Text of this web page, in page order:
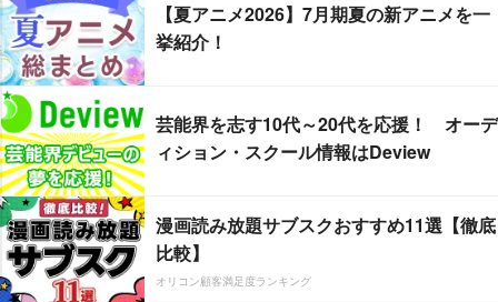
【夏アニメ2026】7月期夏の新アニメを一
挙紹介！
芸能界を志す10代～20代を応援！ オーデ
ィション・スクール情報はDeview
漫画読み放題サブスクおすすめ11選【徹底
比較】
オリコン顧客満足度ランキング